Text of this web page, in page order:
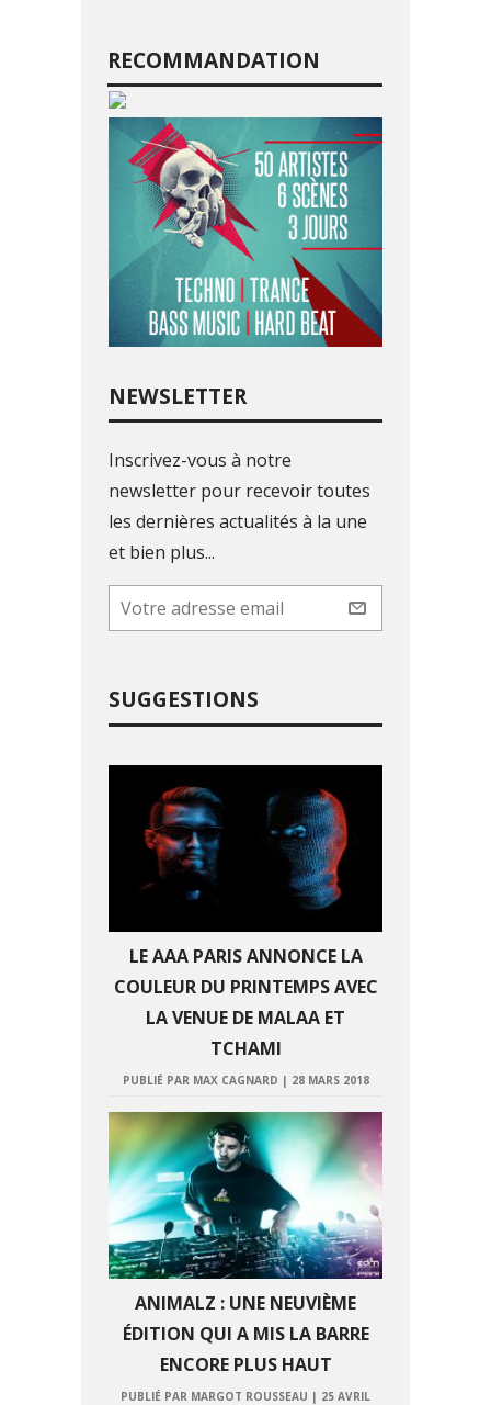
RECOMMANDATION
NEWSLETTER
Inscrivez-vous à notre
newsletter pour recevoir toutes
les dernières actualités à la une
et bien plus...
SUGGESTIONS
LE AAA PARIS ANNONCE LA
COULEUR DU PRINTEMPS AVEC
LA VENUE DE MALAA ET
TCHAMI
PUBLIÉ PAR MAX CAGNARD | 28 MARS 2018
ANIMALZ : UNE NEUVIÈME
ÉDITION QUI A MIS LA BARRE
ENCORE PLUS HAUT
PUBLIÉ PAR MARGOT ROUSSEAU | 25 AVRIL